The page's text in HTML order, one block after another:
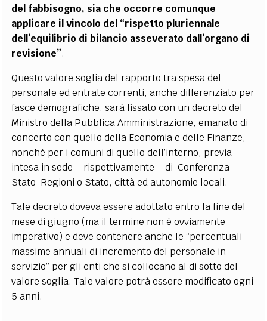
del fabbisogno, sia che occorre comunque
applicare il vincolo del “rispetto pluriennale
dell’equilibrio di bilancio asseverato dall’organo di
revisione”.
Questo valore soglia del rapporto tra spesa del
personale ed entrate correnti, anche differenziato per
fasce demografiche, sarà fissato con un decreto del
Ministro della Pubblica Amministrazione, emanato di
concerto con quello della Economia e delle Finanze,
nonché per i comuni di quello dell’interno, previa
intesa in sede – rispettivamente – di Conferenza
Stato-Regioni o Stato, città ed autonomie locali.
Tale decreto doveva essere adottato entro la fine del
mese di giugno (ma il termine non è ovviamente
imperativo) e deve contenere anche le “percentuali
massime annuali di incremento del personale in
servizio” per gli enti che si collocano al di sotto del
valore soglia. Tale valore potrà essere modificato ogni
5 anni.